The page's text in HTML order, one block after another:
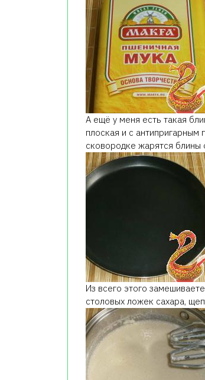
А ещё у меня есть такая
плоская и с
сковородке жарятся блины
Из всего этого
столовых ложек сахара,